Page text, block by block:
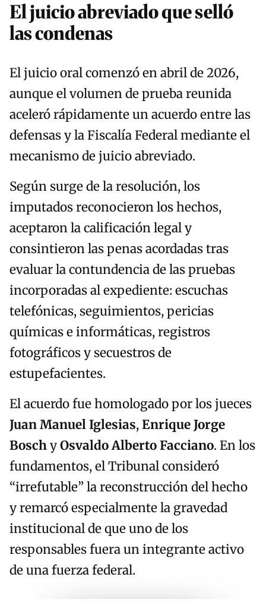
El juicio abreviado que selló
las condenas
El juicio oral comenzó en abril de 2026,
aunque el volumen de prueba reunida
aceleró rápidamente un acuerdo entre las
defensas y la Fiscalía Federal mediante el
mecanismo de juicio abreviado.
Según surge de la resolución, los
imputados reconocieron los hechos,
aceptaron la calificación legal y
consintieron las penas acordadas tras
evaluar la contundencia de las pruebas
incorporadas al expediente: escuchas
telefónicas, seguimientos, pericias
químicas e informáticas, registros
fotográficos y secuestros de
estupefacientes.
El acuerdo fue homologado por los jueces
Juan Manuel Iglesias,Enrique Jorge
BoschyOsvaldo Alberto Facciano. En los
fundamentos, el Tribunal consideró
“irrefutable” la reconstrucción del hecho
y remarcó especialmente la gravedad
institucional de que uno de los
responsables fuera un integrante activo
de una fuerza federal.